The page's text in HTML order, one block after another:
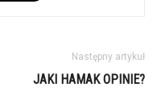
Następny artykuł
JAKI HAMAK OPINIE?